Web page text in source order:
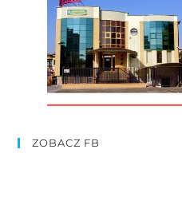
ZOBACZ FB